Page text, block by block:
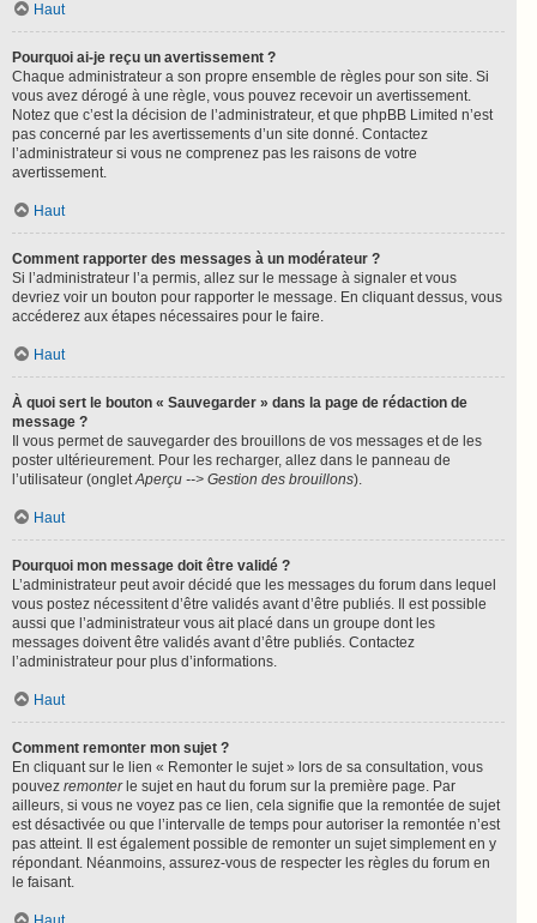
Haut
Pourquoi ai-je reçu un avertissement ?
Chaque administrateur a son propre ensemble de règles pour son site. Si
vous avez dérogé à une règle, vous pouvez recevoir un avertissement.
Notez que c’est la décision de l’administrateur, et que phpBB Limited n’est
pas concerné par les avertissements d’un site donné. Contactez
l’administrateur si vous ne comprenez pas les raisons de votre
avertissement.
Haut
Comment rapporter des messages à un modérateur ?
Si l’administrateur l’a permis, allez sur le message à signaler et vous
devriez voir un bouton pour rapporter le message. En cliquant dessus, vous
accéderez aux étapes nécessaires pour le faire.
Haut
À quoi sert le bouton « Sauvegarder » dans la page de rédaction de
message ?
Il vous permet de sauvegarder des brouillons de vos messages et de les
poster ultérieurement. Pour les recharger, allez dans le panneau de
l’utilisateur (ongletAperçu --> Gestion des brouillons).
Haut
Pourquoi mon message doit être validé ?
L’administrateur peut avoir décidé que les messages du forum dans lequel
vous postez nécessitent d’être validés avant d’être publiés. Il est possible
aussi que l’administrateur vous ait placé dans un groupe dont les
messages doivent être validés avant d’être publiés. Contactez
l’administrateur pour plus d’informations.
Haut
Comment remonter mon sujet ?
En cliquant sur le lien « Remonter le sujet » lors de sa consultation, vous
pouvez remonterle sujet en haut du forum sur la première page. Par
ailleurs, si vous ne voyez pas ce lien, cela signifie que la remontée de sujet
est désactivée ou que l’intervalle de temps pour autoriser la remontée n’est
pas atteint. Il est également possible de remonter un sujet simplement en y
répondant. Néanmoins, assurez-vous de respecter les règles du forum en
le faisant.